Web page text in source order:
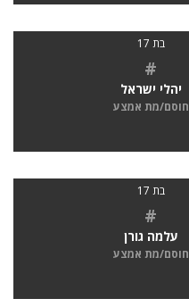
בת 17
#
יהלי ישראל
חוסם/מת אמצע
בת 17
#
עלמה גורן
חוסם/מת אמצע